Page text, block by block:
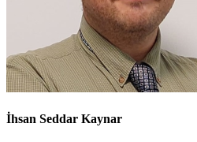
İhsan Seddar Kaynar